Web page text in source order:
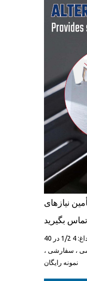
نیازهای
تگ های داغ: 4 1/2 در 40t اره اره اره اره ، دندان های بریده شده تیغه ،
، سفارشی ،
نمونه رایگان